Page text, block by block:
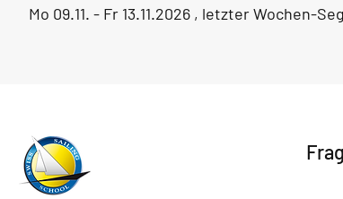
Mo 09.11. - Fr 13.11.2026 , letzter Wochen-